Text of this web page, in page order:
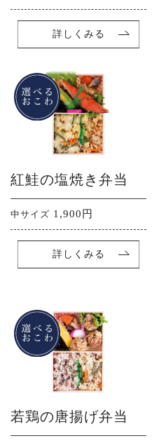
詳しくみる
紅鮭の塩焼き弁当
中サイズ 1,900円
詳しくみる
若鶏の唐揚げ弁当